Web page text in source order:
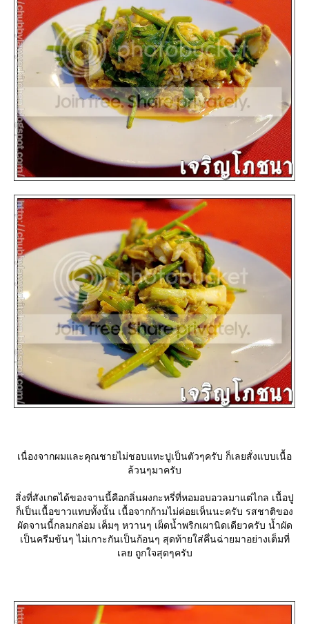
เนื่องจากผมและคุณชายไม่ชอบแทะปูเป็นตัวๆครับ ก็เลยสั่งแบบเนื้อ
ล้วนๆมาครับ
สิ่งที่สังเกตได้ของจานนี้คือกลิ่นผงกะหรี่ที่หอมอบอวลมาแต่ไกล เนื้อปู
ก็เป็นเนื้อขาวแทบทั้งนั้น เนื้อจากก้ามไม่ค่อยเห็นนะครับ รสชาติของ
ผัดจานนี้กลมกล่อม เค็มๆ หวานๆ เผ็ดน้ำพริกเผานิดเดียวครับ น้ำผัด
เป็นครีมข้นๆ ไม่เกาะกันเป็นก้อนๆ สุดท้ายใส่คึ่นฉ่ายมาอย่างเต็มที่
เลย ถูกใจสุดๆครับ